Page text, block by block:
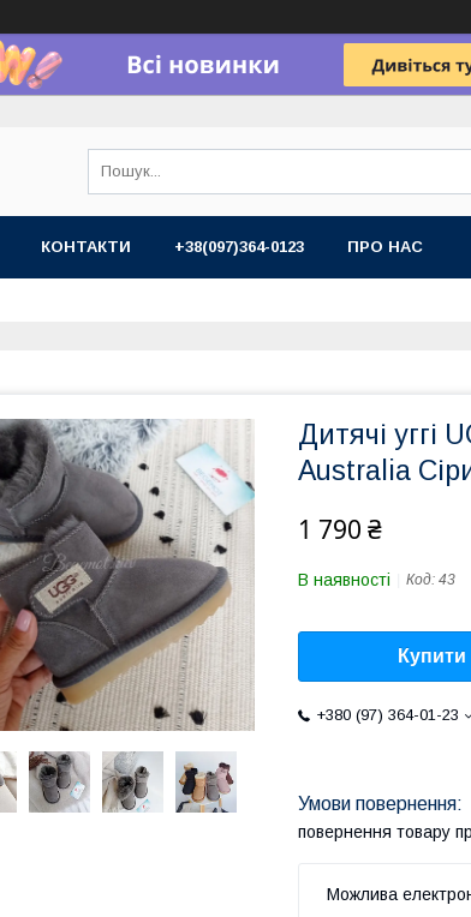
КОНТАКТИ +38(097)364-0123 ПРО НАС
Дитячі уггі
Australia
1 790 ₴
В наявності Код: 43
Купити
+380 (97) 364-01-23
повернення товару